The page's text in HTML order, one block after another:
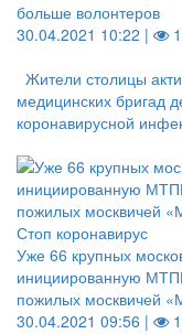
больше волонтеров
30.04.2021 10:22 |
Жители столицы
медицинских бригад
коронавирусной
Стоп коронавирус
Уже 66 крупных
инициированную
пожилых москвичей
30.04.2021 09:56 |